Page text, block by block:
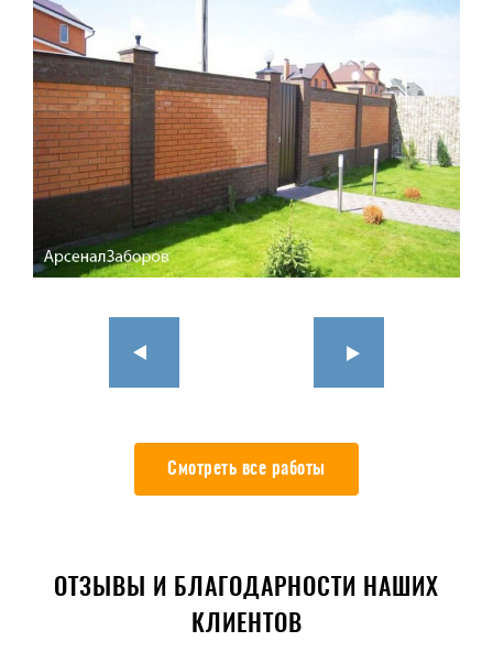
Смотреть все работы
ОТЗЫВЫ И БЛАГОДАРНОСТИ НАШИХ
КЛИЕНТОВ